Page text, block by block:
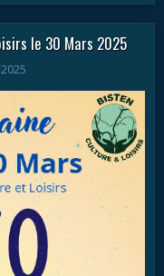
le 30 Mars 2025